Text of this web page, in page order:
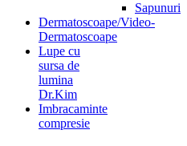
Sapunuri
Dermatoscoape/Video-
Dermatoscoape
Lupe cu
sursa de
lumina
Dr.Kim
Imbracaminte
compresie